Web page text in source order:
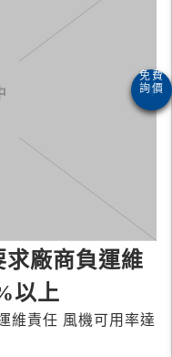
求廠商負運維
以上
可用率達